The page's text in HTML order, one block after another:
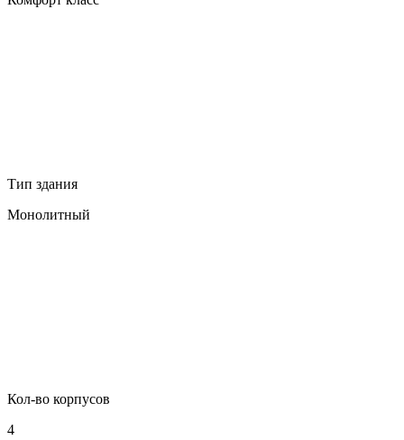
Тип здания
Монолитный
Кол-во корпусов
4